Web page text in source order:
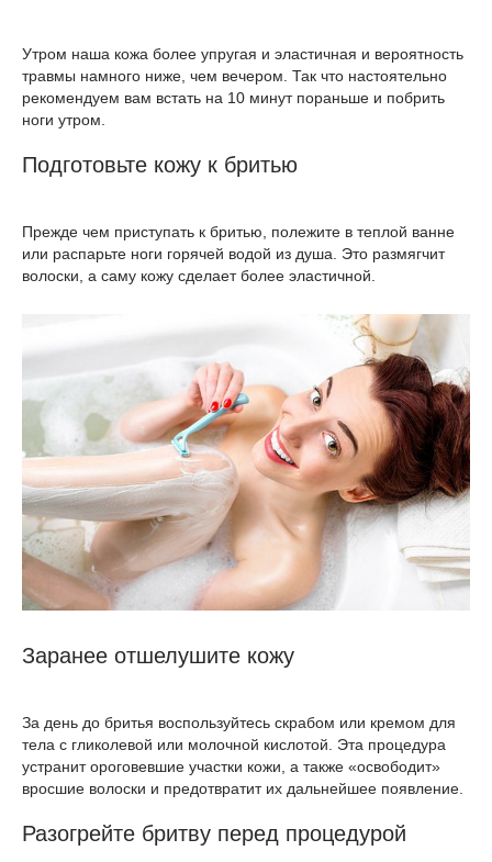
Утром наша кожа более упругая и эластичная и вероятность
травмы намного ниже, чем вечером. Так что настоятельно
рекомендуем вам встать на 10 минут пораньше и побрить
ноги утром.
Подготовьте кожу к бритью
Прежде чем приступать к бритью, полежите в теплой ванне
или распарьте ноги горячей водой из душа. Это размягчит
волоски, а саму кожу сделает более эластичной.
Заранее отшелушите кожу
За день до бритья воспользуйтесь скрабом или кремом для
тела с гликолевой или молочной кислотой. Эта процедура
устранит ороговевшие участки кожи, а также «освободит»
вросшие волоски и предотвратит их дальнейшее появление.
Разогрейте бритву перед процедурой